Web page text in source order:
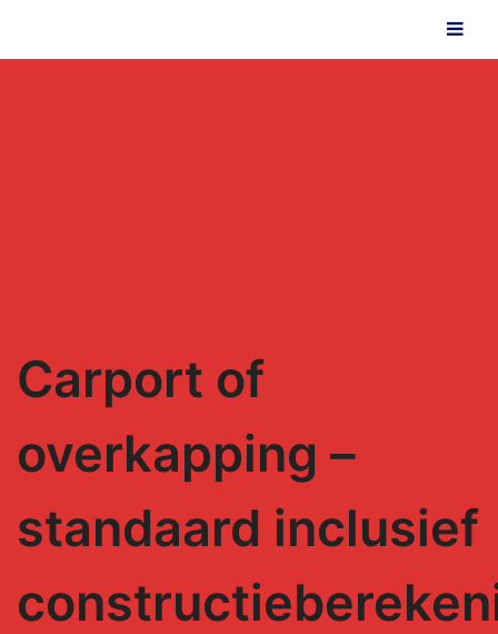
Carport of
overkapping –
standaard inclusief